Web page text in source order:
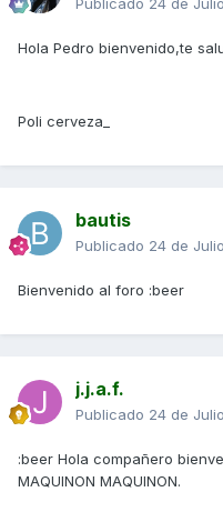
Publicado 24 de
Hola Pedro bienvenido,te
Poli cerveza_
bautis
Publicado 24 de
Bienvenido al foro :beer
j.j.a.f.
Publicado 24 de
:beer Hola compañero
MAQUINON MAQUINON.